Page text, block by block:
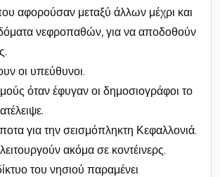
αφορούσαν μεταξύ άλλων μέχρι και
νεφροπαθών, για να αποδοθούν
οι υπεύθυνοι.
όταν έφυγαν οι δημοσιογράφοι το
για την σεισμόπληκτη Κεφαλλονιά.
ακόμα σε κοντέινερς.
του νησιού παραμένει